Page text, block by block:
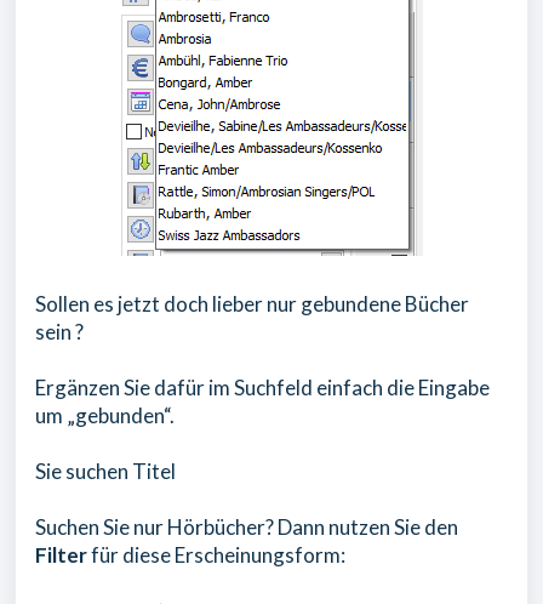
Sollen es jetzt doch lieber nur gebundene Bücher
sein ?
Ergänzen Sie dafür im Suchfeld einfach die Eingabe
um „gebunden“.
Sie suchen Titel
Suchen Sie nur Hörbücher? Dann nutzen Sie den
Filterfür diese Erscheinungsform: